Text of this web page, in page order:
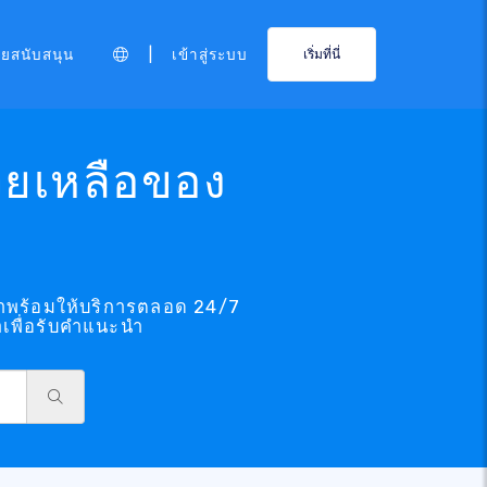
สนับสนุน เข้าสู่ระบบ เริ่มที่นี่
เหลือของ
พร้อมให้บริการตลอด 24/7
พื่อรับคำแนะนำ